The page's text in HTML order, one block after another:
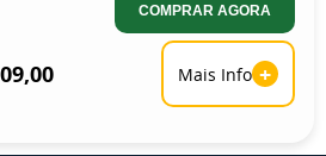
COMPRAR AGORA
Mais Info +